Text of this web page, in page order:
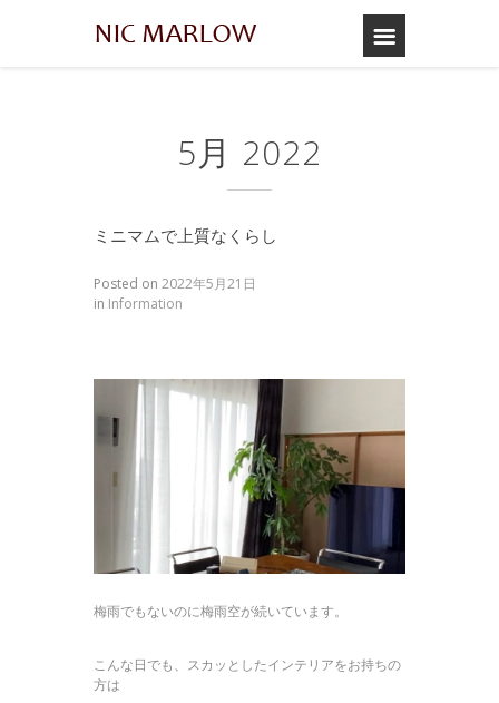
5月 2022
ミニマムで上質なくらし
Posted on 2022年5月21日
in Information
梅雨でもないのに梅雨空が続いています。
こんな日でも、スカッとしたインテリアをお持ちの
方は